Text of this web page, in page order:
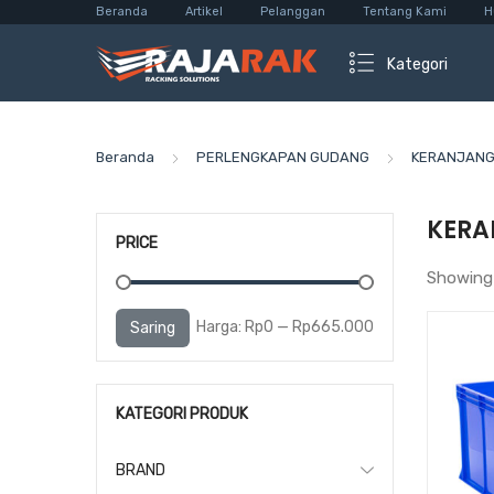
Beranda Artikel Pelanggan Tentang Kami
Kategori
Beranda PERLENGKAPAN GUDANG
PRICE
terendah
tertinggi
Saring Harga: Rp0 — Rp665.000
KATEGORI PRODUK
BRAND